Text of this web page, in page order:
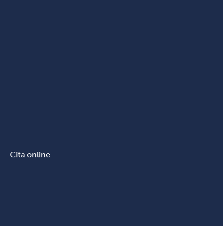
Cita online